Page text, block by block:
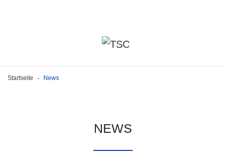
Startseite - News
NEWS